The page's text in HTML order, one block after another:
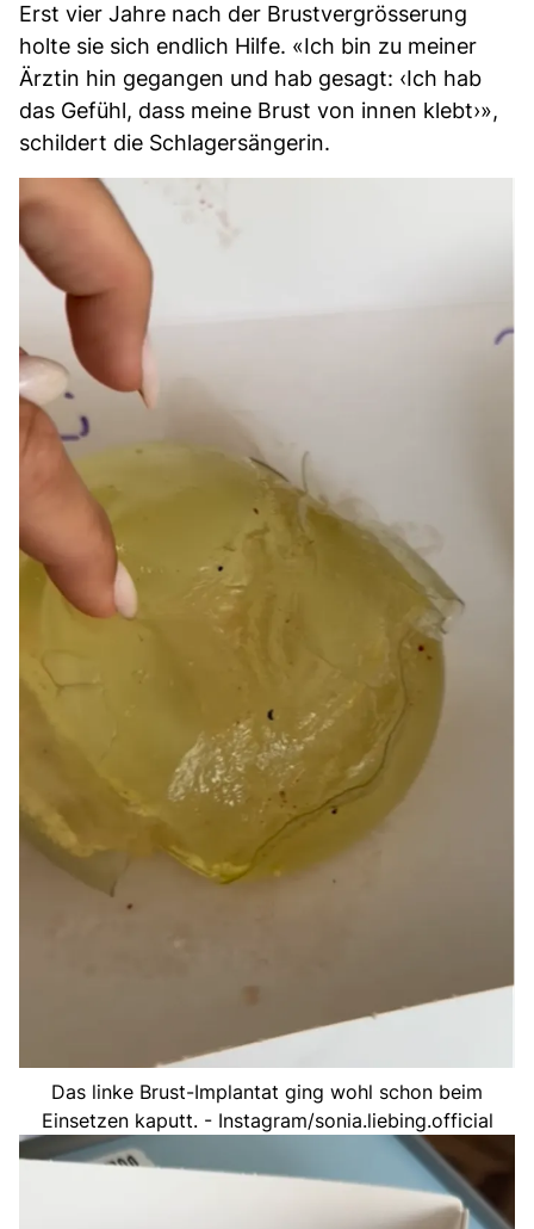
Erst vier Jahre nach der Brustvergrösserung
holte sie sich endlich Hilfe. «Ich bin zu meiner
Ärztin hin gegangen und hab gesagt: ‹Ich hab
das Gefühl, dass meine Brust von innen klebt›»,
schildert die Schlagersängerin.
Das linke Brust-Implantat ging wohl schon beim
Einsetzen kaputt. - Instagram/sonia.liebing.official